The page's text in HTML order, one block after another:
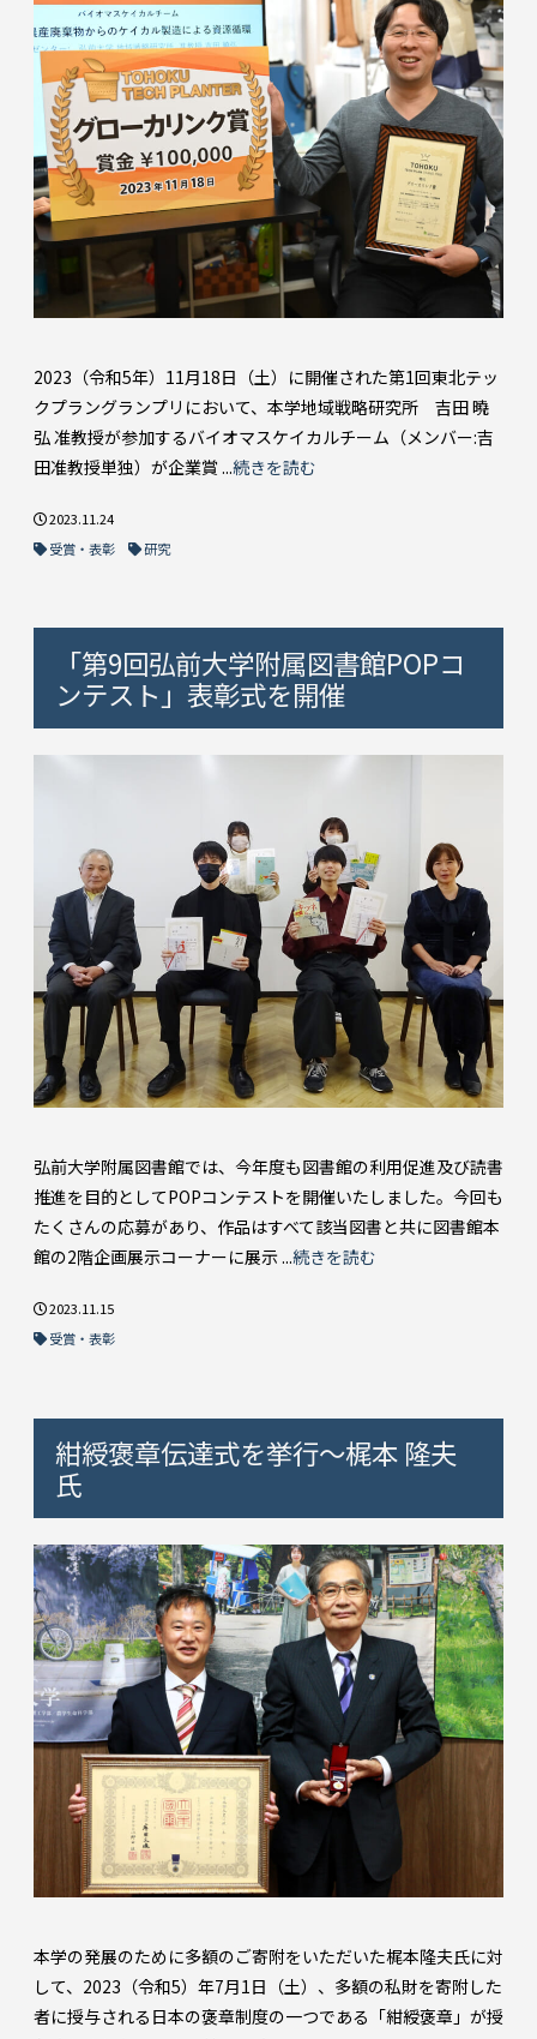
2023（令和5年）11月18日（土）に開催された第1回東北テッ
クプラングランプリにおいて、本学地域戦略研究所 吉田 曉
弘 准教授が参加するバイオマスケイカルチーム（メンバー:吉
田准教授単独）が企業賞 ...続きを読む
2023.11.24
受賞・表彰
研究
「第9回弘前大学附属図書館POPコ
ンテスト」表彰式を開催
弘前大学附属図書館では、今年度も図書館の利用促進及び読書
推進を目的としてPOPコンテストを開催いたしました。今回も
たくさんの応募があり、作品はすべて該当図書と共に図書館本
館の2階企画展示コーナーに展示 ...続きを読む
2023.11.15
受賞・表彰
紺綬褒章伝達式を挙行～梶本 隆夫
氏
本学の発展のために多額のご寄附をいただいた梶本隆夫氏に対
して、2023（令和5）年7月1日（土）、多額の私財を寄附した
者に授与される日本の褒章制度の一つである「紺綬褒章」が授